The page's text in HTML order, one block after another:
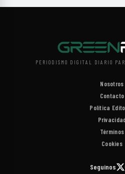
PERIODISMO DIGITAL DIARIO
Nosotros
Contacto
Política
Términos
Cookies
Seguinos